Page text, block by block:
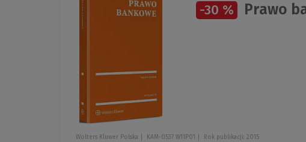
-30 % Prawo
Wolters Kluwer Polska KAM-0537 W11P01 Rok publikacji: 2015